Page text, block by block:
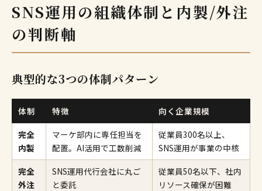
SNS運用の組織体制と内製/外注
の判断軸
典型的な3つの体制パターン
体制 特徴
向く企業規模
完全
内製
マーケ部内に専任担当を
配置。AI活用で工数削減
従業員300名以上、
SNS運用が事業の中核
完全
外注
SNS運用代行会社に丸ご
と委託
従業員50名以下、社内
リソース確保が困難